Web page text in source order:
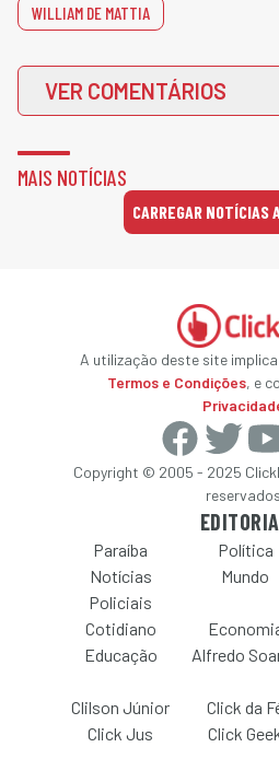
WILLIAM DE MATTIA
VER COMENTÁRIOS
MAIS NOTÍCIAS
CARREGAR NOTÍCIAS
A utilização deste site
Termos e Condições, e
Copyright © 2005 - 2025
Paraíba Política
Notícias
Policiais
Mundo
Cotidiano
Educação
Alfredo
Clilson Júnior
Click da
Click Jus
Click